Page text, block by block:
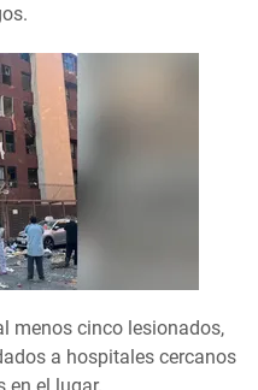
menos cinco lesionados,
a hospitales cercanos